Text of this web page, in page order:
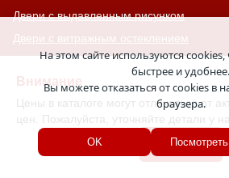
Внимание
Цены в каталоге могут отличаться от
цен. Пожалуйста, уточняйте детали у
Хорошо
Двери с выдавленным рисунком
Двери с витражным остеклением
Двери с английской решеткой
Глухие противопожарные двери
Однопольные противопожарные двери
Двери со львом
Двери Антипаника
На этом сайте используются
быстрее и удобнее.
Вы можете отказаться от cookies в
браузера.
OK